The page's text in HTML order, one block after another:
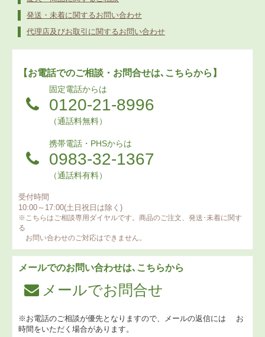
発送・未着に関するお問い合わせ
代理店及びお取引に関するお問い合わせ
【お電話でのご相談・お問合せは､こちらから】
固定電話からは
0120-21-8996
（通話料無料）
携帯電話・PHSからは
0983-32-1367
（通話料有料）
受付時間
10:00～17:00(土日祝日は除く)
※こちらはご相談専用ダイヤルです。商品のご注文、発送･未着に関す
る
お問い合わせのご対応はできません。
メールでのお問い合わせは､こちらから
メールでお問合せ
※お電話のご相談が優先となりますので、メールの返信には お
時間をいただく場合があります。